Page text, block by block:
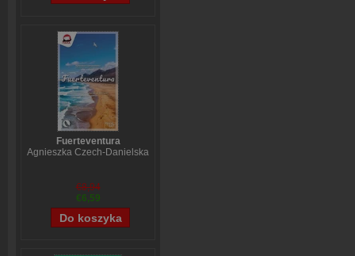
Fuerteventura
Agnieszka Czech-Danielska
€8,94
€6,59